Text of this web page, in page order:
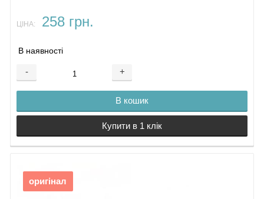
ЦІНА: 258 грн.
В наявності
- +
В кошик
Купити в 1 клік
оригінал